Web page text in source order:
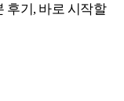
후기, 바로 시작할